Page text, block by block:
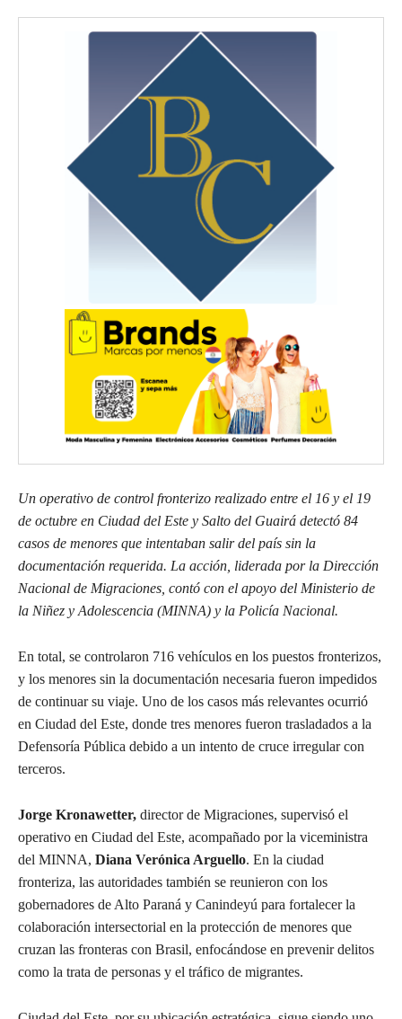
Un operativo de control fronterizo realizado entre el 16 y el 19
de octubre en Ciudad del Este y Salto del Guairá detectó 84
casos de menores que intentaban salir del país sin la
documentación requerida. La acción, liderada por la Dirección
Nacional de Migraciones, contó con el apoyo del Ministerio de
la Niñez y Adolescencia (MINNA) y la Policía Nacional.
En total, se controlaron 716 vehículos en los puestos fronterizos,
y los menores sin la documentación necesaria fueron impedidos
de continuar su viaje. Uno de los casos más relevantes ocurrió
en Ciudad del Este, donde tres menores fueron trasladados a la
Defensoría Pública debido a un intento de cruce irregular con
terceros.
Jorge Kronawetter, director de Migraciones, supervisó el
operativo en Ciudad del Este, acompañado por la viceministra
del MINNA, Diana Verónica Arguello. En la ciudad
fronteriza, las autoridades también se reunieron con los
gobernadores de Alto Paraná y Canindeyú para fortalecer la
colaboración intersectorial en la protección de menores que
cruzan las fronteras con Brasil, enfocándose en prevenir delitos
como la trata de personas y el tráfico de migrantes.